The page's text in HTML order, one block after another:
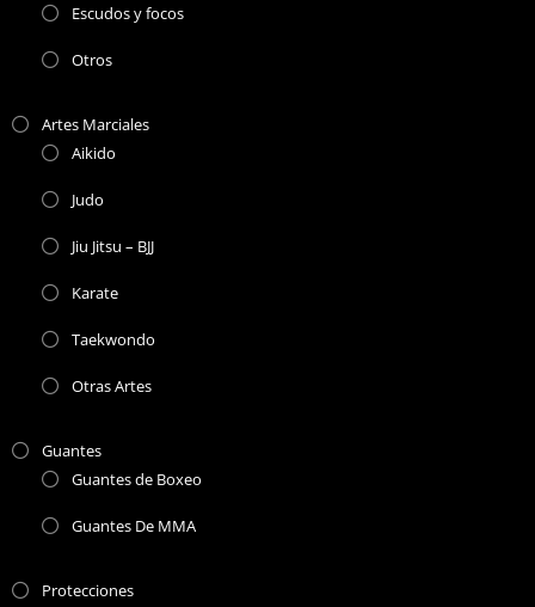
Escudos y focos
Otros
Artes Marciales
Aikido
Judo
Jiu Jitsu – BJJ
Karate
Taekwondo
Otras Artes
Guantes
Guantes de Boxeo
Guantes De MMA
Protecciones